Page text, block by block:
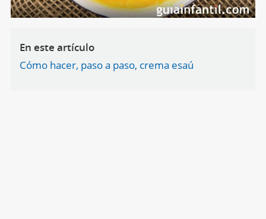
En este artículo
Cómo hacer, paso a paso, crema esaú